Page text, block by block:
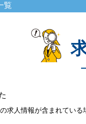
覧
求人情報が含まれている